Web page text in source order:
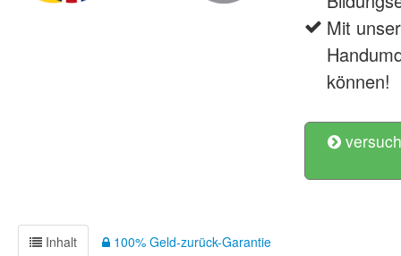
Mit
können!
Inhalt 100% Geld-zurück-Garantie